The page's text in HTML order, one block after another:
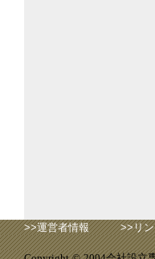
>>運営者情報 >>リ